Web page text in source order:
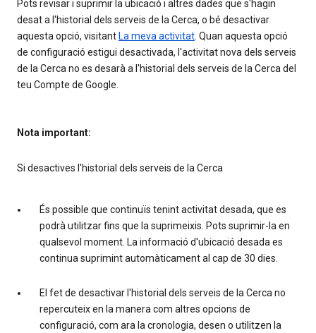
Pots revisar i suprimir la ubicació i altres dades que s'hagin
desat a l'historial dels serveis de la Cerca, o bé desactivar
aquesta opció, visitant La meva activitat. Quan aquesta opció
de configuració estigui desactivada, l'activitat nova dels serveis
de la Cerca no es desarà a l'historial dels serveis de la Cerca del
teu Compte de Google.
Nota important:
Si desactives l'historial dels serveis de la Cerca
És possible que continuïs tenint activitat desada, que es
podrà utilitzar fins que la suprimeixis. Pots suprimir-la en
qualsevol moment. La informació d'ubicació desada es
continua suprimint automàticament al cap de 30 dies.
El fet de desactivar l'historial dels serveis de la Cerca no
repercuteix en la manera com altres opcions de
configuració, com ara la cronologia, desen o utilitzen la